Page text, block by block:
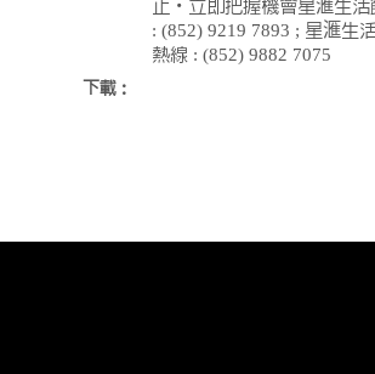
止・立即把握機會星滙生
: (852) 9219 7893 ; 星滙生
熱線 : (852) 9882 7075
下載：